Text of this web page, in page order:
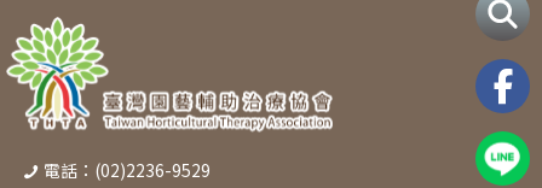
電話：(02)2236-9529